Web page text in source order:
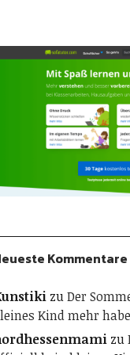
Kommentare
zuDer
Kind mehr habe
zu